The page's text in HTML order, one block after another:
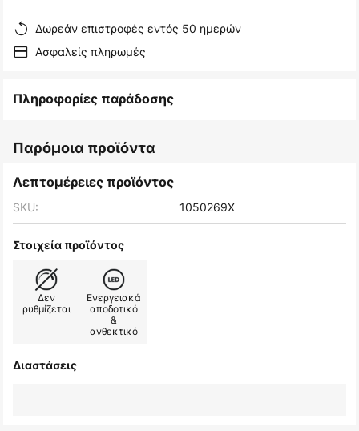
εικόνωνΔωρεάν επιστροφές εντός 50 ημερών
Ασφαλείς πληρωμές
Πληροφορίες παράδοσης
Παρόμοια προϊόντα
Λεπτομέρειες προϊόντος
SKU: 1050269X
Στοιχεία προϊόντος
Δεν
ρυθμίζεται
Ενεργειακά
αποδοτικό
&
ανθεκτικό
Διαστάσεις